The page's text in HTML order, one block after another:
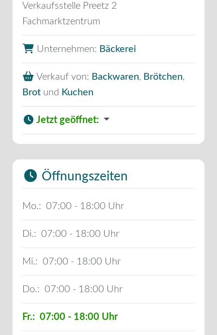
Verkaufsstelle Preetz 2
Fachmarktzentrum
Unternehmen: Bäckerei
Verkauf von: Backwaren, Brötchen,
Brot und Kuchen
Jetzt geöffnet:
Öffnungszeiten
Mo.: 07:00 - 18:00
Di.: 07:00 - 18:00
Mi.: 07:00 - 18:00
Do.: 07:00 - 18:00
Fr.: 07:00 - 18:00